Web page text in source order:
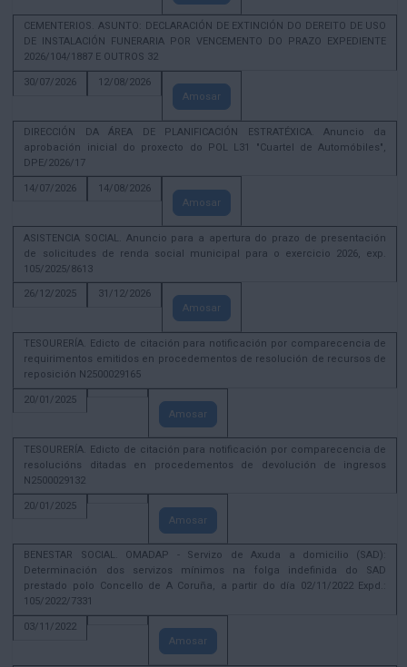
CEMENTERIOS. ASUNTO: DECLARACIÓN DE EXTINCIÓN DO DEREITO DE USO
DE INSTALACIÓN FUNERARIA POR VENCEMENTO DO PRAZO EXPEDIENTE
2026/104/1887 E OUTROS 32
30/07/2026
12/08/2026
Amosar
DIRECCIÓN DA ÁREA DE PLANIFICACIÓN ESTRATÉXICA. Anuncio da
aprobación inicial do proxecto do POL L31 "Cuartel de Automóbiles",
DPE/2026/17
14/07/2026
14/08/2026
Amosar
ASISTENCIA SOCIAL. Anuncio para a apertura do prazo de presentación
de solicitudes de renda social municipal para o exercicio 2026, exp.
105/2025/8613
26/12/2025
31/12/2026
Amosar
TESOURERÍA. Edicto de citación para notificación por comparecencia de
requirimentos emitidos en procedementos de resolución de recursos de
reposición N2500029165
20/01/2025
Amosar
TESOURERÍA. Edicto de citación para notificación por comparecencia de
resolucións ditadas en procedementos de devolución de ingresos
N2500029132
20/01/2025
Amosar
BENESTAR SOCIAL. OMADAP - Servizo de Axuda a domicilio (SAD):
Determinación dos servizos mínimos na folga indefinida do SAD
prestado polo Concello de A Coruña, a partir do día 02/11/2022 Expd.:
105/2022/7331
03/11/2022
Amosar